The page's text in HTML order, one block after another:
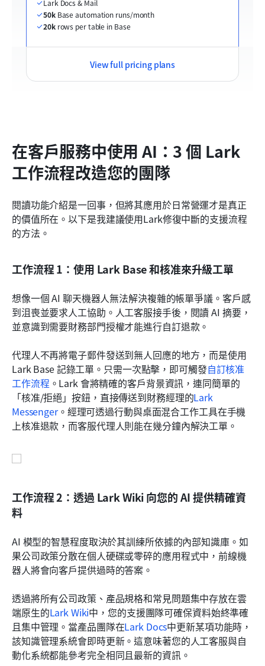
Lark Docs & Mail
50k Base automation runs/month
20k rows per table in Base
View full pricing plans
在客戶服務中使用 AI：3 個 Lark
工作流程改造您的團隊
閱讀功能介紹是一回事，但將其應用於日常營運才是真正
的價值所在。以下是我建議使用Lark修復中斷的支援流程
的方法。
工作流程 1：使用 Lark Base 和核准來升級工單
想像一個 AI 聊天機器人無法解決複雜的帳單爭議。客戶感
到沮喪並要求人工協助。人工客服接手後，閱讀 AI 摘要，
並意識到需要財務部門授權才能進行自訂退款。
代理人不再將電子郵件發送到無人回應的地方，而是使用
Lark Base 記錄工單。只需一次點擊，即可觸發自訂核准
工作流程 。Lark 會將精確的客戶背景資訊，連同簡單的
「核准/拒絕」按鈕，直接傳送到財務經理的Lark
Messenger。經理可透過行動與桌面混合工作工具在手機
上核准退款，而客服代理人則能在幾分鐘內解決工單。
工作流程 2：透過 Lark Wiki 向您的 AI 提供精確資
料
AI 模型的智慧程度取決於其訓練所依據的內部知識庫。如
果公司政策分散在個人硬碟或零碎的應用程式中，前線機
器人將會向客戶提供過時的答案。
透過將所有公司政策、產品規格和常見問題集中存放在雲
端原生的Lark Wiki中，您的支援團隊可確保資料始終準確
且集中管理。當產品團隊在Lark Docs中更新某項功能時，
該知識管理系統會即時更新。這意味著您的人工客服與自
動化系統都能參考完全相同且最新的資訊。